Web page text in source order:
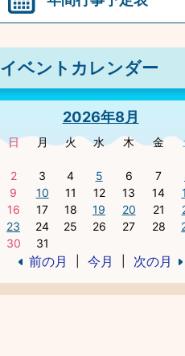
イベントカレンダー
2026年8月
日 月 火 水 木 金
2
3 4 5 6 7
9
10 11 12 13 14
16
17 18 19 20 21
23
24 25 26 27 28
30
31
前の月 今月 次の月